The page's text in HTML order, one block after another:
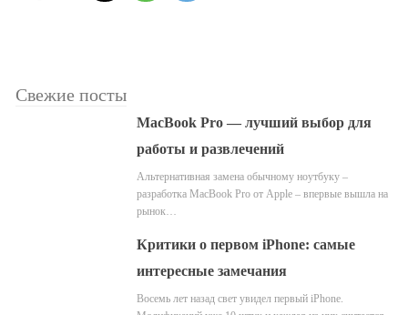
Свежие посты
MacBook Pro — лучший выбор для
работы и развлечений
Альтернативная замена обычному ноутбуку –
разработка MacBook Pro от Apple – впервые вышла на
рынок…
Критики о первом iPhone: самые
интересные замечания
Восемь лет назад свет увидел первый iPhone.